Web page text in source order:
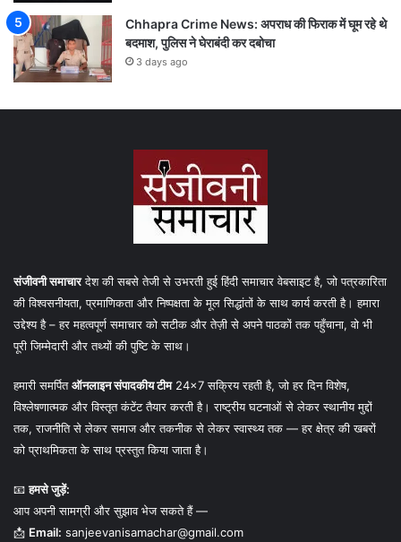
Chhapra Crime News: अपराध की फिराक में घूम रहे थे
बदमाश, पुलिस ने घेराबंदी कर दबोचा
3 days ago
संजीवनी समाचारदेश की सबसे तेजी से उभरती हुई हिंदी समाचार वेबसाइट है, जो पत्रकारिता
की विश्वसनीयता, प्रमाणिकता और निष्पक्षता के मूल सिद्धांतों के साथ कार्य करती है। हमारा
उद्देश्य है – हर महत्वपूर्ण समाचार को सटीक और तेज़ी से अपने पाठकों तक पहुँचाना, वो भी
पूरी जिम्मेदारी और तथ्यों की पुष्टि के साथ।
हमारी समर्पितऑनलाइन संपादकीय टीम24×7 सक्रिय रहती है, जो हर दिन विशेष,
विश्लेषणात्मक और विस्तृत कंटेंट तैयार करती है। राष्ट्रीय घटनाओं से लेकर स्थानीय मुद्दों
तक, राजनीति से लेकर समाज और तकनीक से लेकर स्वास्थ्य तक — हर क्षेत्र की खबरों
को प्राथमिकता के साथ प्रस्तुत किया जाता है।
📧हमसे जुड़ें:
आप अपनी सामग्री और सुझाव भेज सकते हैं —
📩 Email: sanjeevanisamachar@gmail.com